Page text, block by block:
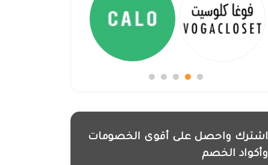
اشترك واحصل على أقوى الخصومات
وأكواد الخصم